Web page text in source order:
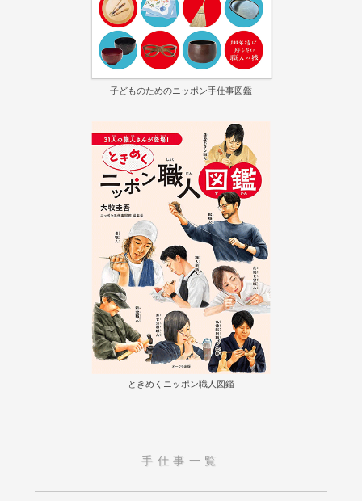
子どものためのニッポン手仕事図鑑
ときめくニッポン職人図鑑
手仕事一覧